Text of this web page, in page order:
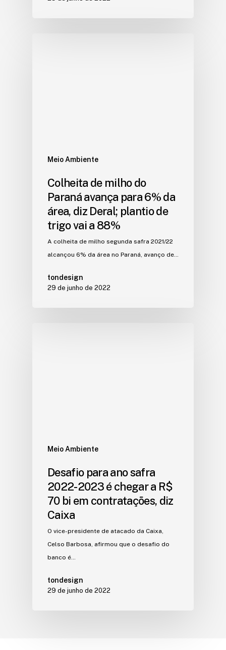
Meio Ambiente
Colheita de milho do
Paraná avança para 6% da
área, diz Deral; plantio de
trigo vai a 88%
A colheita de milho segunda safra 2021/22
alcançou 6% da área no Paraná, avanço de…
tondesign
29 de junho de 2022
Meio Ambiente
Desafio para ano safra
2022-2023 é chegar a R$
70 bi em contratações, diz
Caixa
O vice-presidente de atacado da Caixa,
Celso Barbosa, afirmou que o desafio do
banco é…
tondesign
29 de junho de 2022